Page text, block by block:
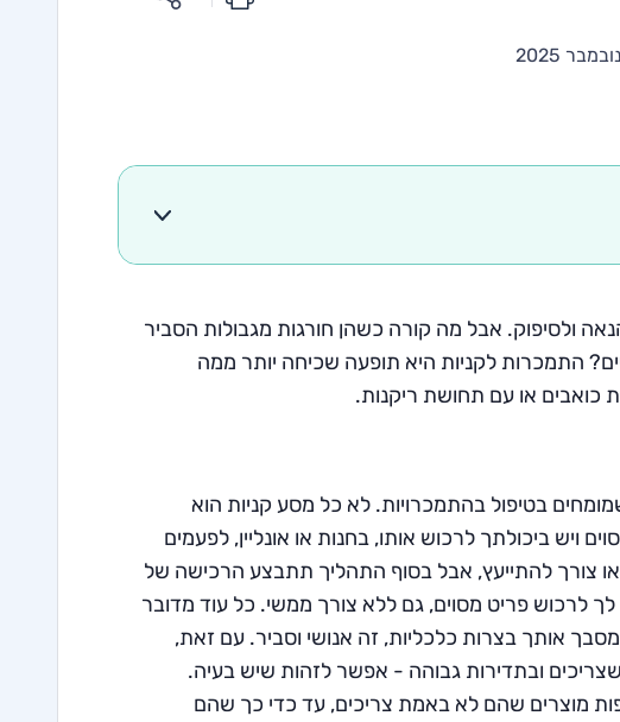
ולסיפוק. אבל מה קורה כשהן חורגות מגבולות הסביר
התמכרות לקניות היא תופעה שכיחה יותר ממה
כואבים או עם תחושת ריקנות.
בטיפול בהתמכרויות. לא כל מסע קניות הוא
ויש ביכולתך לרכוש אותו, בחנות או אונליין, לפעמים
צורך להתייעץ, אבל בסוף התהליך תתבצע הרכישה של
פריט מסוים, גם ללא צורך ממשי. כל עוד מדובר
אותך בצרות כלכליות, זה אנושי וסביר. עם זאת,
ובתדירות גבוהה - אפשר לזהות שיש בעיה.
מוצרים שהם לא באמת צריכים, עד כדי כך שהם